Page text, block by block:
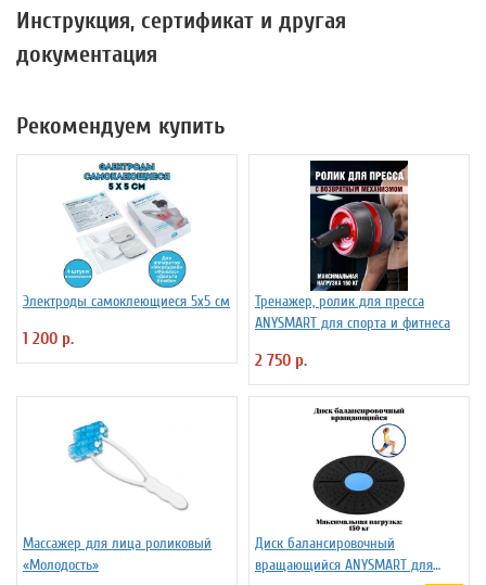
Инструкция, сертификат и другая
документация
Рекомендуем купить
Электроды самоклеющиеся 5х5 см
1 200 р.
Тренажер, ролик для пресса
ANYSMART для спорта и фитнеса
2 750 р.
Массажер для лица роликовый
«Молодость»
Диск балансировочный
вращающийся ANYSMART для